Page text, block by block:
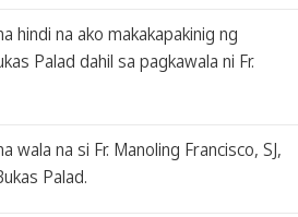
hindi na ako makakapakinig ng
Palad dahil sa pagkawala ni Fr.
wala na si Fr. Manoling Francisco, SJ,
Palad.